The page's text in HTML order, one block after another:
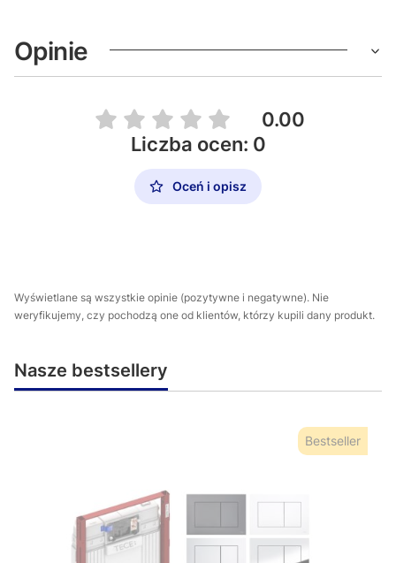
Opinie
0.00
Liczba ocen: 0
Oceń i opisz
Wyświetlane są wszystkie opinie (pozytywne i negatywne). Nie
weryfikujemy, czy pochodzą one od klientów, którzy kupili dany produkt.
Nasze bestsellery
Bestseller